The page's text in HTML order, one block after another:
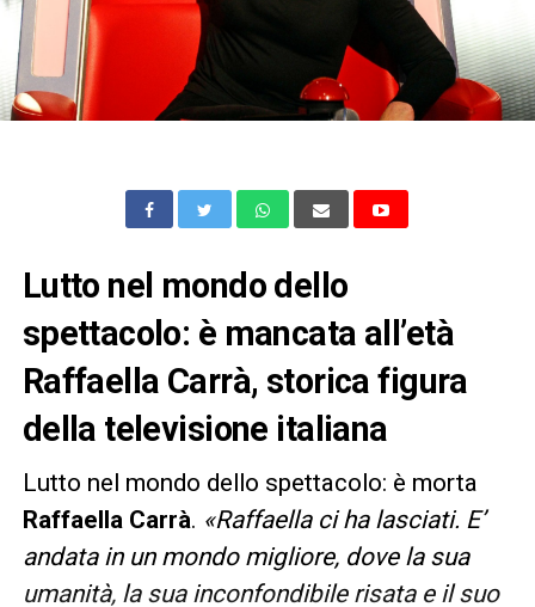
Lutto nel mondo dello
spettacolo: è mancata all’età
Raffaella Carrà, storica figura
della televisione italiana
Lutto nel mondo dello spettacolo: è morta
Raffaella Carrà. «Raffaella ci ha lasciati. E’
andata in un mondo migliore, dove la sua
umanità, la sua inconfondibile risata e il suo